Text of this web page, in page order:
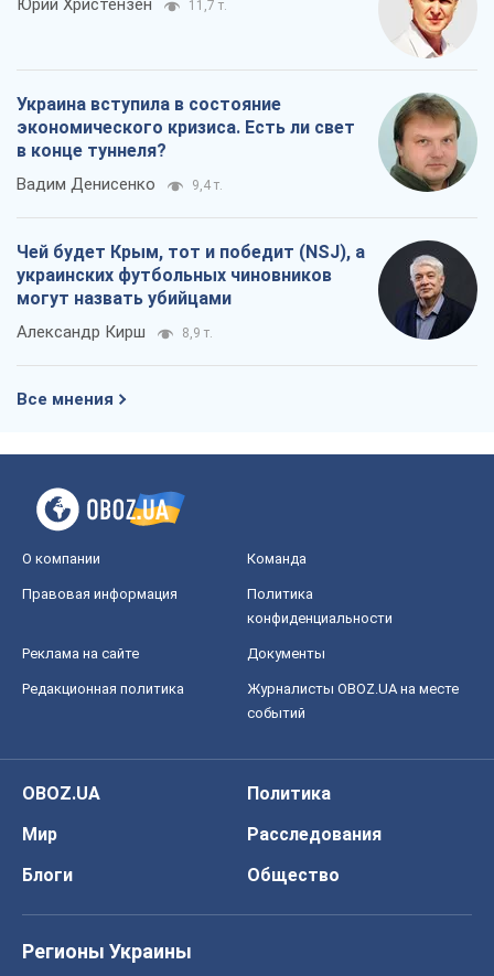
Юрий Христензен 11,7 т.
Украина вступила в состояние
экономического кризиса. Есть ли свет
в конце туннеля?
Вадим Денисенко 9,4 т.
Чей будет Крым, тот и победит (NSJ), а
украинских футбольных чиновников
могут назвать убийцами
Александр Кирш 8,9 т.
Все мнения
О компании Команда
Правовая информация
Политика
конфиденциальности
Реклама на сайте Документы
Редакционная политика
Журналисты OBOZ.UA на месте
событий
OBOZ.UA
Политика
Мир
Расследования
Блоги
Общество
Регионы Украины